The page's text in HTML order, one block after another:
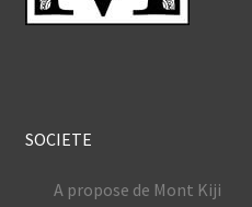
SOCIETE
A propose de Mont Kiji